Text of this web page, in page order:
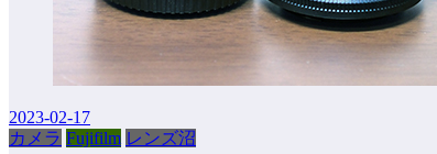
2023-02-17
カメラ Fujifilm レンズ沼